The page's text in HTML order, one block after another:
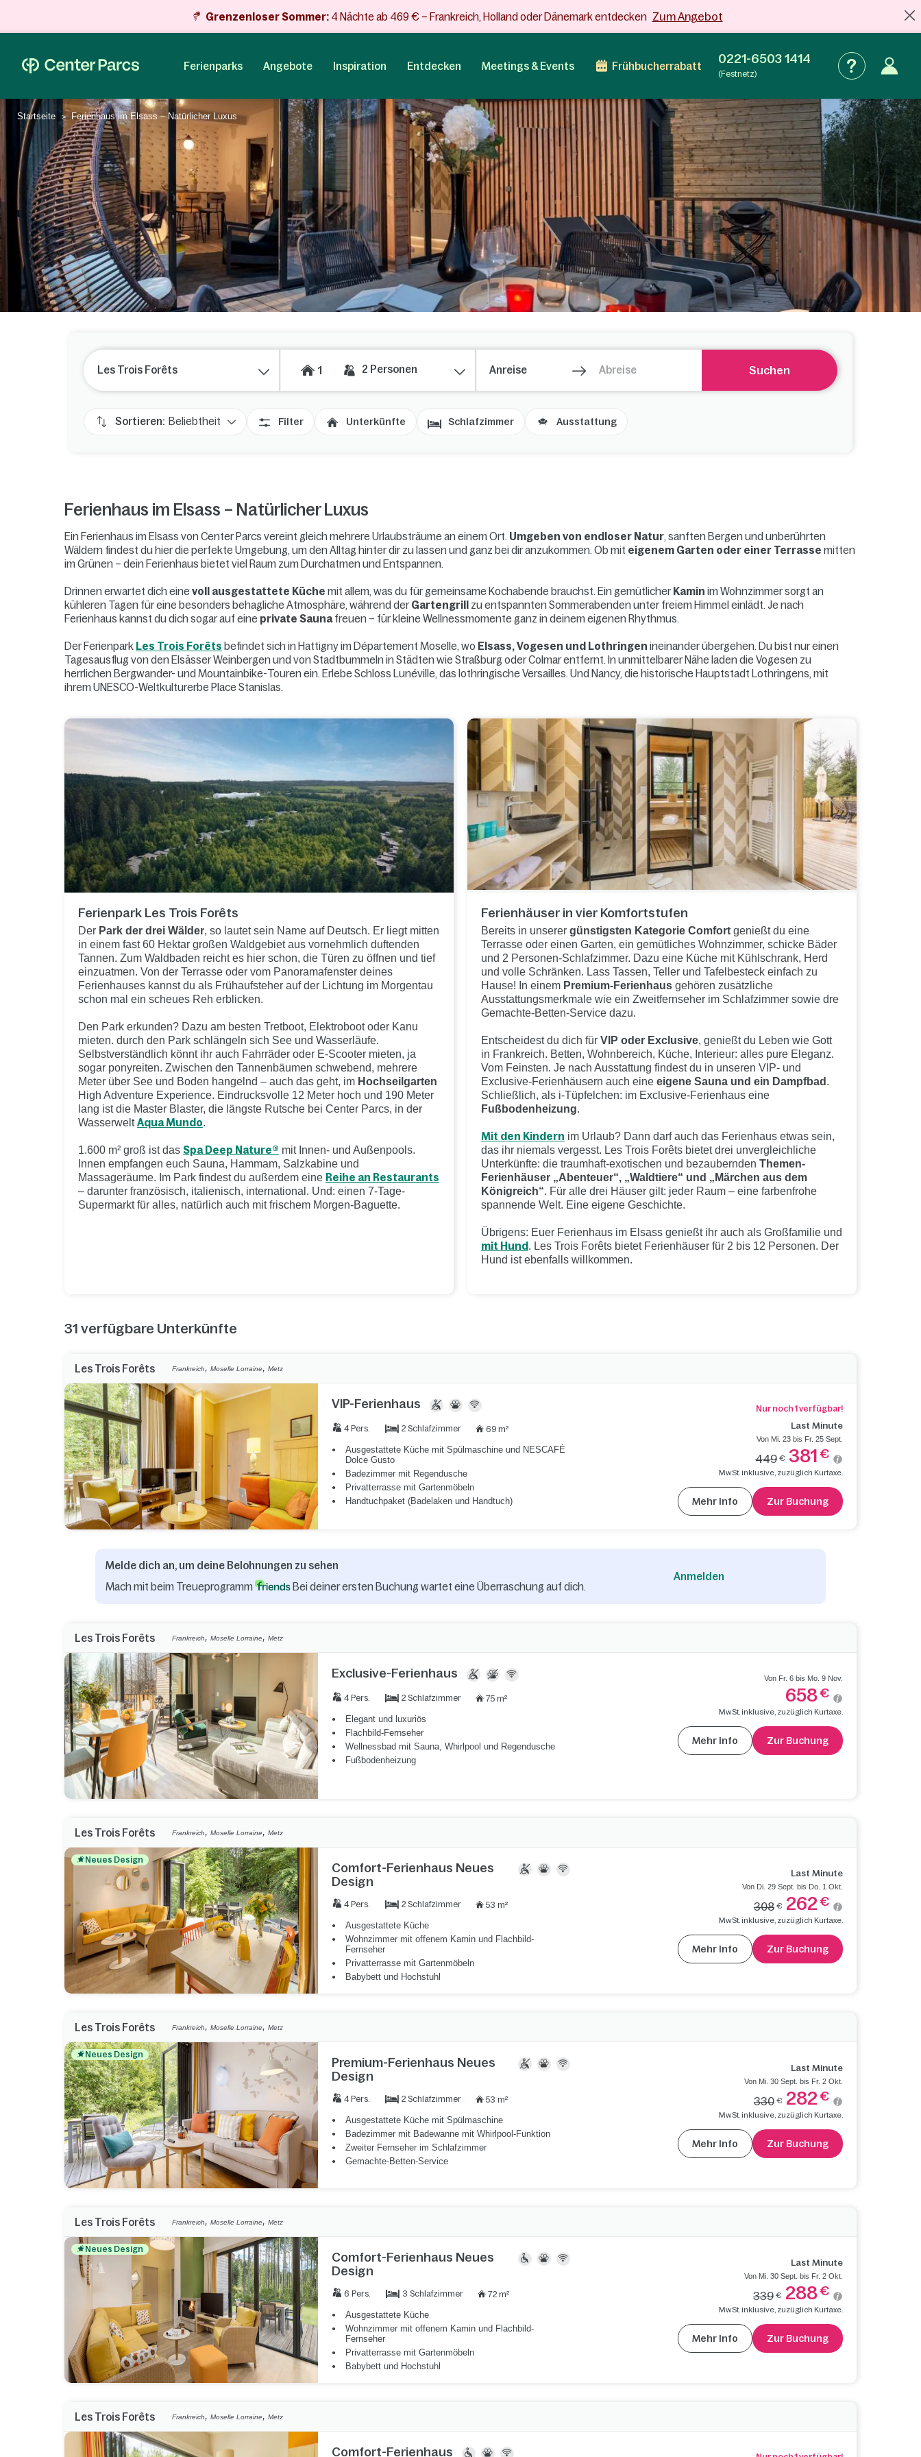
Grenzenloser Sommer: 4 Nächte ab 469 € – Frankreich, Holland oder Dänemark entdecken Zum Angebot
Ferienparks Angebote Inspiration Entdecken Meetings & Events Frühbucherrabatt 0221-6503 1414
(Festnetz)
Startseite Ferienhaus im Elsass – Natürlicher Luxus
Les Trois Forêts 1 2 Personen Suchen
Sortieren: Beliebtheit Filter Unterkünfte Schlafzimmer Ausstattung
Ferienhaus im Elsass – Natürlicher Luxus
Ein Ferienhaus im Elsass von Center Parcs vereint gleich mehrere Urlaubsträume an einem Ort. Umgeben von endloser Natur, sanften Bergen und unberührten
Wäldern findest du hier die perfekte Umgebung, um den Alltag hinter dir zu lassen und ganz bei dir anzukommen. Ob mit eigenem Garten oder einer Terrasse mitten
im Grünen – dein Ferienhaus bietet viel Raum zum Durchatmen und Entspannen.
Drinnen erwartet dich einevoll ausgestattete Küche mit allem, was du für gemeinsame Kochabende brauchst. Ein gemütlicher Kamin im Wohnzimmer sorgt an
kühleren Tagen für eine besonders behagliche Atmosphäre, während derGartengrill
zu entspannten Sommerabenden unter freiem Himmel einlädt. Je nach
Ferienhaus kannst du dich sogar auf eine private Saunafreuen – für kleine Wellnessmomente ganz in deinem eigenen Rhythmus.
Der Ferienpark Les Trois Forêts befindet sich in Hattigny im Département Moselle, wo Elsass, Vogesen und Lothringen ineinander übergehen. Du bist nur einen
Tagesausflug von den Elsässer Weinbergen und von Stadtbummeln in Städten wie Straßburg oder Colmar entfernt. In unmittelbarer Nähe laden die Vogesen zu
herrlichen Bergwander- und Mountainbike-Touren ein. Erlebe Schloss Lunéville, das lothringische Versailles. Und Nancy, die historische Hauptstadt Lothringens, mit
ihrem UNESCO-Weltkulturerbe Place Stanislas.
Ferienpark Les Trois Forêts
Der Park der drei Wälder, so lautet sein Name auf Deutsch. Er liegt mitten
in einem fast 60 Hektar großen Waldgebiet aus vornehmlich duftenden
Tannen. Zum Waldbaden reicht es hier schon, die Türen zu öffnen und tief
einzuatmen. Von der Terrasse oder vom Panoramafenster deines
Ferienhauses kannst du als Frühaufsteher auf der Lichtung im Morgentau
schon mal ein scheues Reh erblicken.
Den Park erkunden? Dazu am besten Tretboot, Elektroboot oder Kanu
mieten. durch den Park schlängeln sich See und Wasserläufe.
Selbstverständlich könnt ihr auch Fahrräder oder E-Scooter mieten, ja
sogar ponyreiten. Zwischen den Tannenbäumen schwebend, mehrere
Meter über See und Boden hangelnd – auch das geht, im Hochseilgarten
High Adventure Experience. Eindrucksvolle 12 Meter hoch und 190 Meter
lang ist die Master Blaster, die längste Rutsche bei Center Parcs, in der
WasserweltAqua Mundo.
1.600 m² groß ist dasSpa Deep Nature® mit Innen- und Außenpools.
Innen empfangen euch Sauna, Hammam, Salzkabine und
Massageräume. Im Park findest du außerdem eine Reihe an Restaurants
– darunter französisch, italienisch, international. Und: einen 7-Tage-
Supermarkt für alles, natürlich auch mit frischem Morgen-Baguette.
Ferienhäuser in vier Komfortstufen
Bereits in unserer günstigsten Kategorie Comfortgenießt du eine
Terrasse oder einen Garten, ein gemütliches Wohnzimmer, schicke Bäder
und 2 Personen-Schlafzimmer. Dazu eine Küche mit Kühlschrank, Herd
und volle Schränken. Lass Tassen, Teller und Tafelbesteck einfach zu
Hause! In einem Premium-Ferienhausgehören zusätzliche
Ausstattungsmerkmale wie ein Zweitfernseher im Schlafzimmer sowie dre
Gemachte-Betten-Service dazu.
Entscheidest du dich für VIP oder Exclusive, genießt du Leben wie Gott
in Frankreich. Betten, Wohnbereich, Küche, Interieur: alles pure Eleganz.
Vom Feinsten. Je nach Ausstattung findest du in unseren VIP- und
Exclusive-Ferienhäusern auch eine eigene Sauna und ein Dampfbad .
Schließlich, als i-Tüpfelchen: im Exclusive-Ferienhaus eine
Fußbodenheizung.
Mit den Kindern im Urlaub? Dann darf auch das Ferienhaus etwas sein,
das ihr niemals vergesst. Les Trois Forêts bietet drei unvergleichliche
Unterkünfte: die traumhaft-exotischen und bezaubernden Themen-
Ferienhäuser „Abenteuer“, „Waldtiere“ und „Märchen aus dem
Königreich“. Für alle drei Häuser gilt: jeder Raum – eine farbenfrohe
spannende Welt. Eine eigene Geschichte.
Übrigens: Euer Ferienhaus im Elsass genießt ihr auch als Großfamilie und
mit Hund . Les Trois Forêts bietet Ferienhäuser für 2 bis 12 Personen. Der
Hund ist ebenfalls willkommen.
31 verfügbare Unterkünfte
Les Trois Forêts Frankreich,Moselle Lorraine,Metz
VIP-Ferienhaus
4 Pers. 2 Schlafzimmer 69 m²
Ausgestattete Küche mit Spülmaschine und NESCAFÉ
Dolce Gusto
Badezimmer mit Regendusche
Privatterrasse mit Gartenmöbeln
Handtuchpaket (Badelaken und Handtuch)
Nur noch 1 verfügbar!
Last Minute
Von Mi. 23 bis Fr. 25 Sept.
449 € 381 €
MwSt. inklusive, zuzüglich Kurtaxe.
Mehr Info Zur Buchung
Melde dich an, um deine Belohnungen zu sehen
Mach mit beim Treueprogramm
Bei deiner ersten Buchung wartet eine Überraschung auf dich.
Anmelden
Les Trois Forêts Frankreich,Moselle Lorraine,Metz
Exclusive-Ferienhaus
4 Pers. 2 Schlafzimmer 75 m²
Elegant und luxuriös
Flachbild-Fernseher
Wellnessbad mit Sauna, Whirlpool und Regendusche
Fußbodenheizung
Von Fr. 6 bis Mo. 9 Nov.
658€
MwSt. inklusive, zuzüglich Kurtaxe.
Mehr Info Zur Buchung
Les Trois Forêts Frankreich,Moselle Lorraine,Metz
Neues Design
Comfort-Ferienhaus Neues
Design
4 Pers. 2 Schlafzimmer 53 m²
Ausgestattete Küche
Wohnzimmer mit offenem Kamin und Flachbild-
Fernseher
Privatterrasse mit Gartenmöbeln
Babybett und Hochstuhl
Last Minute
Von Di. 29 Sept. bis Do. 1 Okt.
308 € 262 €
MwSt. inklusive, zuzüglich Kurtaxe.
Mehr Info Zur Buchung
Les Trois Forêts Frankreich,Moselle Lorraine,Metz
Neues Design
Premium-Ferienhaus Neues
Design
4 Pers. 2 Schlafzimmer 53 m²
Ausgestattete Küche mit Spülmaschine
Badezimmer mit Badewanne mit Whirlpool-Funktion
Zweiter Fernseher im Schlafzimmer
Gemachte-Betten-Service
Last Minute
Von Mi. 30 Sept. bis Fr. 2 Okt.
330 € 282 €
MwSt. inklusive, zuzüglich Kurtaxe.
Mehr Info Zur Buchung
Les Trois Forêts Frankreich,Moselle Lorraine,Metz
Neues Design
Comfort-Ferienhaus Neues
Design
6 Pers. 3 Schlafzimmer 72 m²
Ausgestattete Küche
Wohnzimmer mit offenem Kamin und Flachbild-
Fernseher
Privatterrasse mit Gartenmöbeln
Babybett und Hochstuhl
Last Minute
Von Mi. 30 Sept. bis Fr. 2 Okt.
339 € 288€
MwSt. inklusive, zuzüglich Kurtaxe.
Mehr Info Zur Buchung
Les Trois Forêts Frankreich,Moselle Lorraine,Metz
Comfort-Ferienhaus